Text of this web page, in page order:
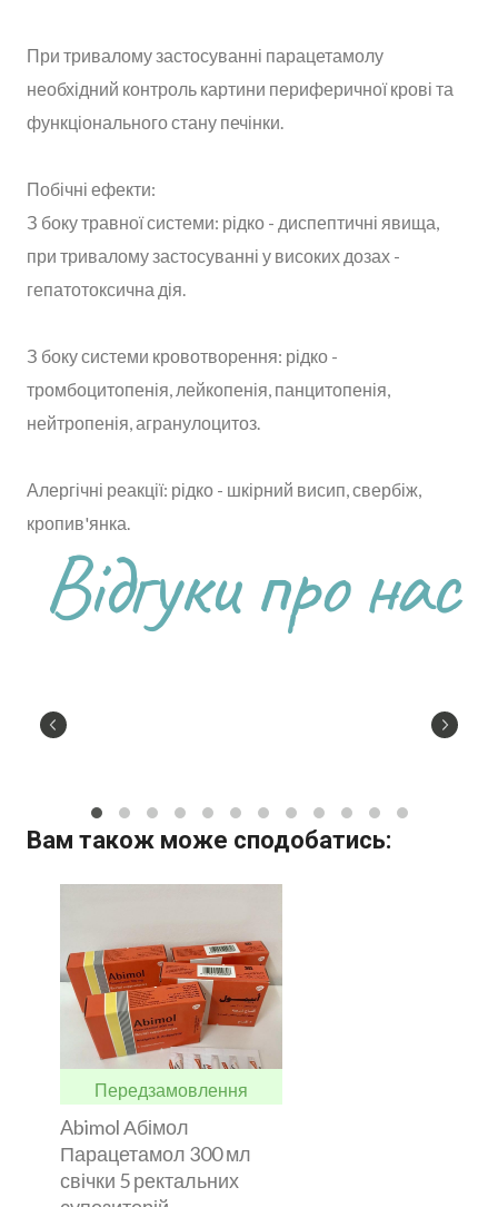
При тривалому застосуванні парацетамолу
необхідний контроль картини периферичної крові та
функціонального стану печінки.
Побічні ефекти:
З боку травної системи: рідко - диспептичні явища,
при тривалому застосуванні у високих дозах -
гепатотоксична дія.
З боку системи кровотворення: рідко -
тромбоцитопенія, лейкопенія, панцитопенія,
нейтропенія, агранулоцитоз.
Алергічні реакції: рідко - шкірний висип, свербіж,
кропив'янка.
Відгуки про нас
Вам також може сподобатись:
Передзамовлення
Abimol Абімол
Парацетамол 300 мл
свічки 5 ректальних